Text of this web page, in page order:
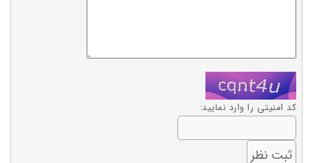
کد امنیتی را وارد نمایید: